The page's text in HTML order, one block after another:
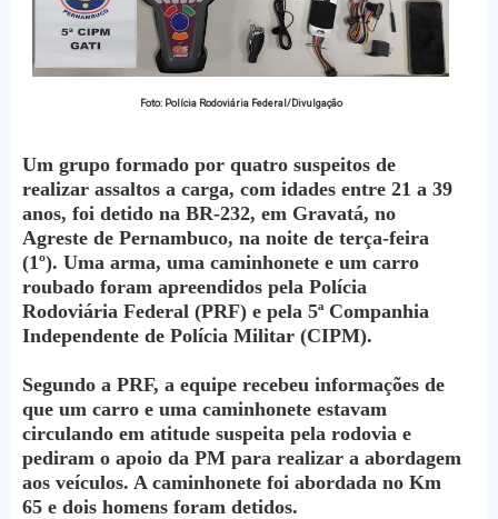
Foto: Polícia Rodoviária Federal/Divulgação
Um grupo formado por quatro suspeitos de
realizar assaltos a carga, com idades entre 21 a 39
anos, foi detido na BR-232, em Gravatá, no
Agreste de Pernambuco, na noite de terça-feira
(1º). Uma arma, uma caminhonete e um carro
roubado foram apreendidos pela Polícia
Rodoviária Federal (PRF) e pela 5ª Companhia
Independente de Polícia Militar (CIPM).
Segundo a PRF, a equipe recebeu informações de
que um carro e uma caminhonete estavam
circulando em atitude suspeita pela rodovia e
pediram o apoio da PM para realizar a abordagem
aos veículos. A caminhonete foi abordada no Km
65 e dois homens foram detidos.